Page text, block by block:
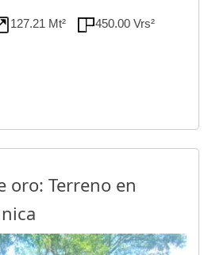
127.21 Mt² 450.00 Vrs²
oro: Terreno en